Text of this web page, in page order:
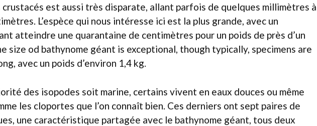
crustacés est aussi très disparate, allant parfois de quelques millimètres à
L’espèce qui nous intéresse ici est la plus grande, avec un
atteindre une quarantaine de centimètres pour un poids de près d’un
size od bathynome géant is exceptional, though typically, specimens are
avec un poids d’environ 1,4 kg.
des isopodes soit marine, certains vivent en eaux douces ou même
les cloportes que l’on connaît bien. Ces derniers ont sept paires de
une caractéristique partagée avec le bathynome géant, tous deux